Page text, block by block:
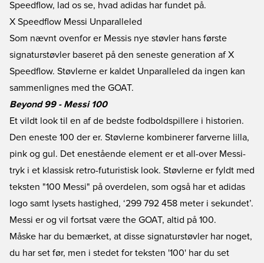
Speedflow, lad os se, hvad adidas har fundet på.
X Speedflow Messi Unparalleled
Som nævnt ovenfor er Messis nye støvler hans første
signaturstøvler baseret på den seneste generation afX
Speedflow. Støvlerne er kaldet Unparalleled da ingen kan
sammenlignes med the GOAT.
Beyond 99 - Messi 100
Et vildt look til en af de bedste fodboldspillere i historien.
Den eneste 100 der er. Støvlerne kombinerer farverne lilla,
pink og gul. Det enestående element er et all-over Messi-
tryk i et klassisk retro-futuristisk look. Støvlerne er fyldt med
teksten "100 Messi" på overdelen, som også har et adidas
logo samt lysets hastighed, ‘299 792 458 meter i sekundet’.
Messi er og vil fortsat være the GOAT, altid på 100.
Måske har du bemærket, at disse signaturstøvler har noget,
du har set før, men i stedet for teksten '100' har du set